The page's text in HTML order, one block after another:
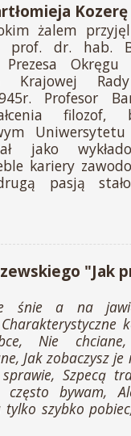
Kozerę
żalem
prof. dr. hab.
Prezesa
Krajowej
Profesor
filozof,
jako
kariery
pasją
"Jak
śnie a na
Charakterystyczne
Nie
Jak zobaczysz
Szpecą
często bywam,
tylko szybko